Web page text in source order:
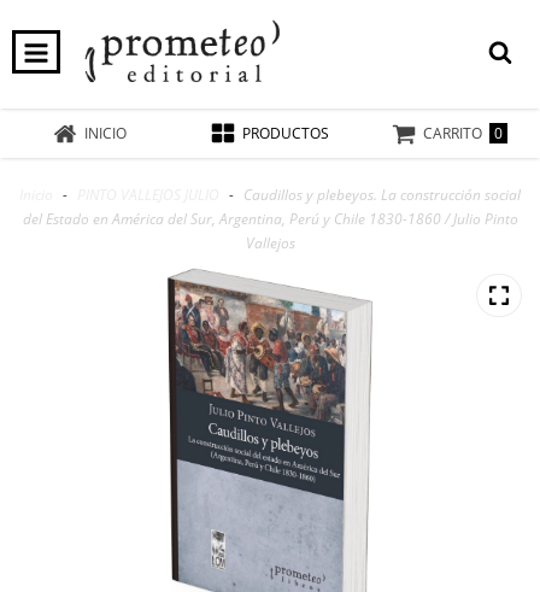
INICIO PRODUCTOS CARRITO 0
- - Caudillos y plebeyos. La construcción social
del Estado en América del Sur, Argentina, Perú y Chile 1830-1860 / Julio Pinto
Vallejos